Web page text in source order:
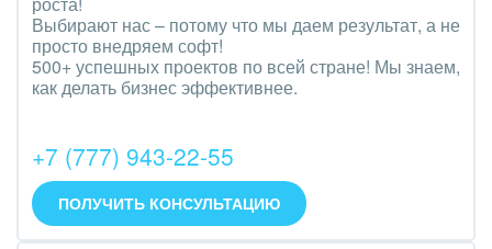
Финансы, бухгалтерия, банки
Химия и нефтехимия
Электроэнергетика
Ювелирное дело
Юриспруденция
Выбирают нас – потому что мы даем результат, а не
просто внедряем софт!
500+ успешных проектов по всей стране! Мы знаем,
как делать бизнес эффективнее.
+7 (777) 943-22-55
ПОЛУЧИТЬ КОНСУЛЬТАЦИЮ